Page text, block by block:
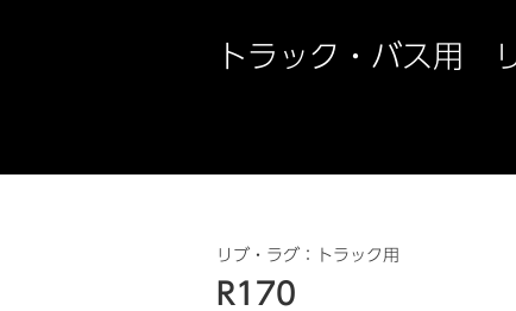
トラック・バス用
リブ・ラグ：トラック用
R170